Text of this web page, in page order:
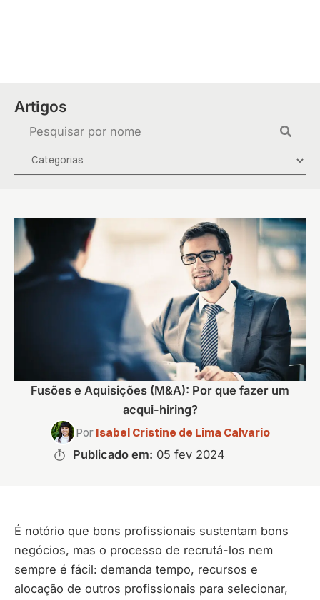
Artigos
Fusões e Aquisições (M&A): Por que fazer um
acqui-hiring?
Por Isabel Cristine de Lima Calvario
Publicado em: 05 fev 2024
É notório que bons profissionais sustentam bons
negócios, mas o processo de recrutá-los nem
sempre é fácil: demanda tempo, recursos e
alocação de outros profissionais para selecionar,